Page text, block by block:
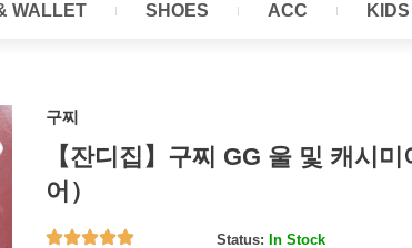
WALLET SHOES ACC KIDS
구찌
【잔디집】구찌 GG 울 및 캐시
어）
Status: In Stock